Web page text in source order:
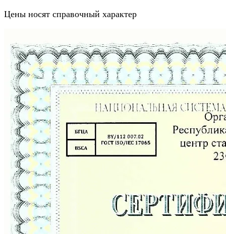
Цены носят справочный характер